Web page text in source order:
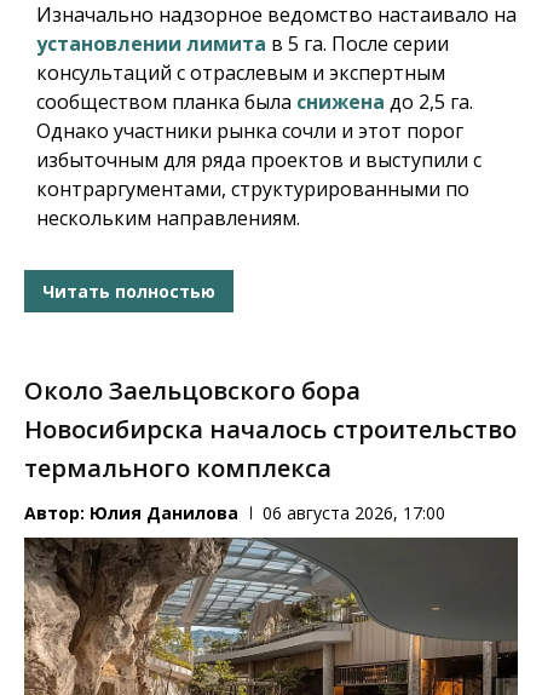
Изначально надзорное ведомство настаивало на
установлении лимита в 5 га. После серии
консультаций с отраслевым и экспертным
сообществом планка была снижена до 2,5 га.
Однако участники рынка сочли и этот порог
избыточным для ряда проектов и выступили с
контраргументами, структурированными по
нескольким направлениям.
Читать полностью
Около Заельцовского бора
Новосибирска началось строительство
термального комплекса
Автор: Юлия Данилова 06 августа 2026, 17:00